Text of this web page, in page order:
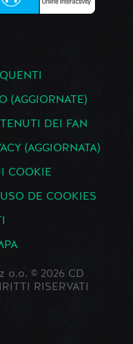
(AGGIORNATE)
DEI FAN
(AGGIORNATA)
COOKIE
DE COOKIES
o.o. © 2026 CD
RISERVATI